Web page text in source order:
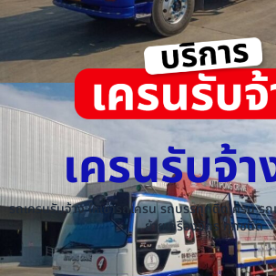
เครนรับจ้า
รถเครนรับจ้าง ให้เช่ารถเครน รถบรรทุกติดเครน ร
ย้ายเครื่องจักร ทุกชนิด